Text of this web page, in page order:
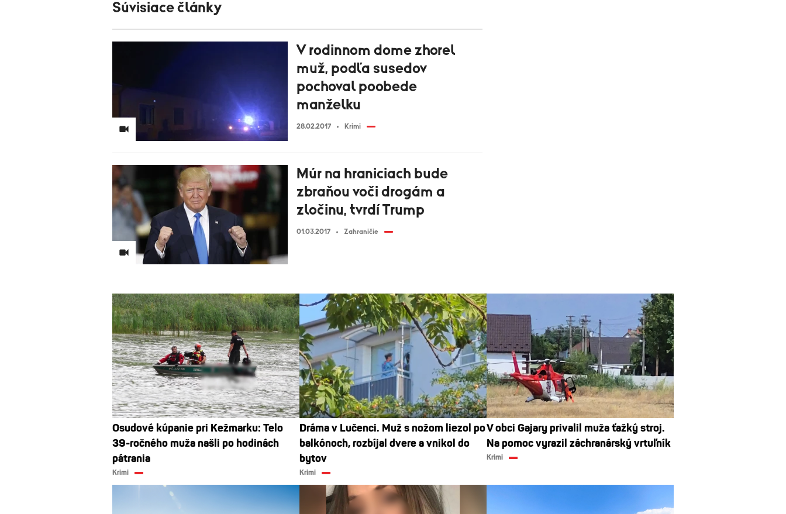
Súvisiace články
V rodinnom dome zhorel
muž, podľa susedov
pochoval poobede
manželku
28.02.2017 Krimi
Múr na hraniciach bude
zbraňou voči drogám a
zločinu, tvrdí Trump
01.03.2017 Zahraničie
Osudové kúpanie pri Kežmarku: Telo
39-ročného muža našli po hodinách
pátrania
Krimi
Dráma v Lučenci. Muž s nožom liezol po
balkónoch, rozbíjal dvere a vnikol do
bytov
Krimi
V obci Gajary privalil muža ťažký stroj.
Na pomoc vyrazil záchranárský vrtuľník
Krimi